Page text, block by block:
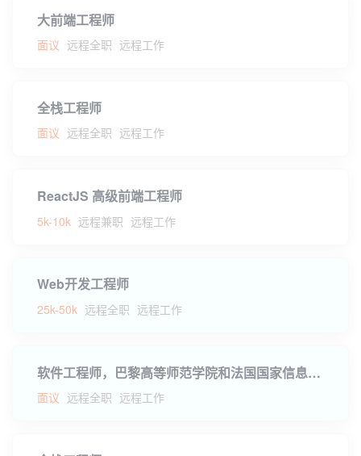
大前端工程师
面议 远程全职 远程工作
全栈工程师
面议 远程全职 远程工作
ReactJS 高级前端工程师
5k-10k 远程兼职 远程工作
Web开发工程师
25k-50k 远程全职 远程工作
软件工程师，巴黎高等师范学院和法国国家信息与自动化研究所联合项目组
面议 远程全职 远程工作